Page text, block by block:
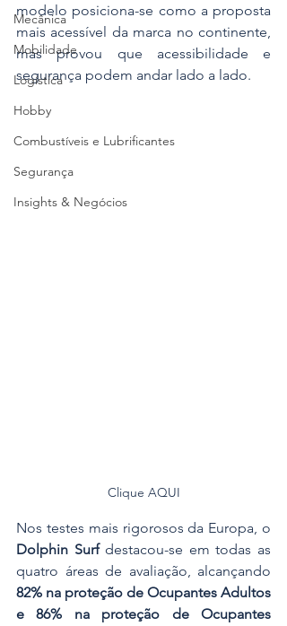
Mecânica
Mobilidade
Logística
Hobby
Combustíveis e Lubrificantes
Segurança
Insights & Negócios
modelo posiciona-se como a proposta
mais acessível da marca no continente,
mas provou que acessibilidade e
segurança podem andar lado a lado.
Clique AQUI
Dolphin Surf destacou-se em todas as
82% na proteção de Ocupantes Adultos
e 86% na proteção de Ocupantes